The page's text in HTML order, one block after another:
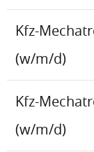
Kfz-
(w/m/d)
Kfz-
(w/m/d)